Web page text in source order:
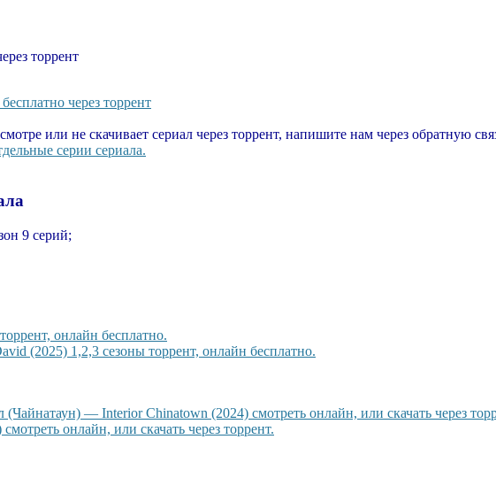
торрент
через торрент
или не скачивает сериал через торрент, напишите нам через обратную
серии сериала.
9 серий;
онлайн бесплатно.
(2025) 1,2,3 сезоны торрент, онлайн бесплатно.
— Interior Chinatown (2024) смотреть онлайн, или скачать через
онлайн, или скачать через торрент.